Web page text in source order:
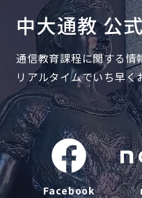
中大通教 公
通信教育課程に関する情
リアルタイムでいち早く
Facebook